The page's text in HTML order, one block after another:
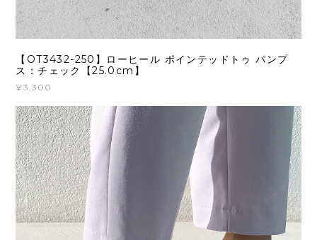
【OT3432-250】ローヒール ポインテッドトゥ パンプ
ス：チェック【25.0cm】
¥3,300